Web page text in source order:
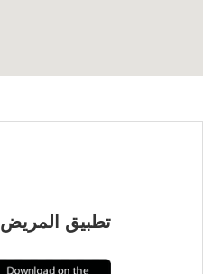
تطبيق المريض